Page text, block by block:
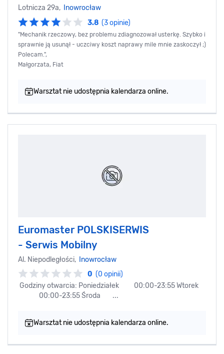
Lotnicza 29a, Inowrocław
3.8 (3 opinie)
"Mechanik rzeczowy, bez problemu zdiagnozował usterkę. Szybko i
sprawnie ją usunął - uczciwy koszt naprawy mile mnie zaskoczył ;)
Polecam.",
Małgorzata, Fiat
Warsztat nie udostępnia kalendarza online.
Euromaster POLSKISERWIS
- Serwis Mobilny
Al. Niepodległości,
Inowrocław
0 (0 opinii)
Godziny otwarcia: Poniedziałek 00:00-23:55 Wtorek
00:00-23:55 Środa ...
Warsztat nie udostępnia kalendarza online.